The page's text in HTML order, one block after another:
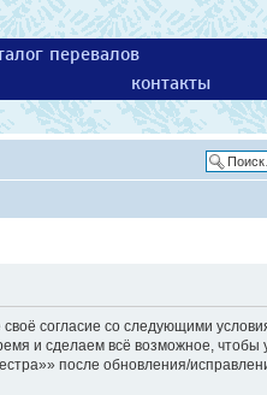
перевалов
контакты
согласие со следующими
и сделаем всё возможное, чтобы
после обновления/